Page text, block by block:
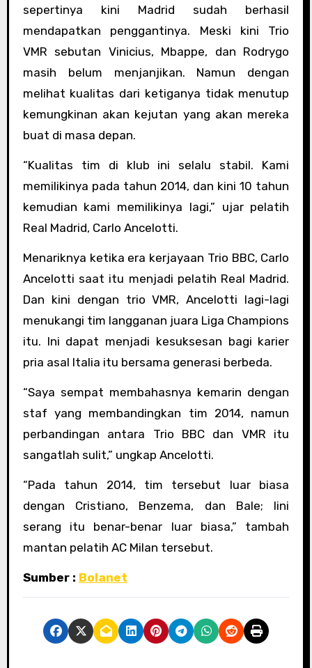
sepertinya kini Madrid sudah berhasil
mendapatkan penggantinya. Meski kini Trio
VMR sebutan Vinicius, Mbappe, dan Rodrygo
masih belum menjanjikan. Namun dengan
melihat kualitas dari ketiganya tidak menutup
kemungkinan akan kejutan yang akan mereka
buat di masa depan.
“Kualitas tim di klub ini selalu stabil. Kami
memilikinya pada tahun 2014, dan kini 10 tahun
kemudian kami memilikinya lagi,” ujar pelatih
Real Madrid, Carlo Ancelotti.
Menariknya ketika era kerjayaan Trio BBC, Carlo
Ancelotti saat itu menjadi pelatih Real Madrid.
Dan kini dengan trio VMR, Ancelotti lagi-lagi
menukangi tim langganan juara Liga Champions
itu. Ini dapat menjadi kesuksesan bagi karier
pria asal Italia itu bersama generasi berbeda.
“Saya sempat membahasnya kemarin dengan
staf yang membandingkan tim 2014, namun
perbandingan antara Trio BBC dan VMR itu
sangatlah sulit,” ungkap Ancelotti.
“Pada tahun 2014, tim tersebut luar biasa
dengan Cristiano, Benzema, dan Bale; lini
serang itu benar-benar luar biasa,” tambah
mantan pelatih AC Milan tersebut.
Sumber : Bolanet